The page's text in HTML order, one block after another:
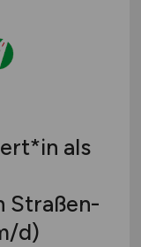
als
Straßen-
d)